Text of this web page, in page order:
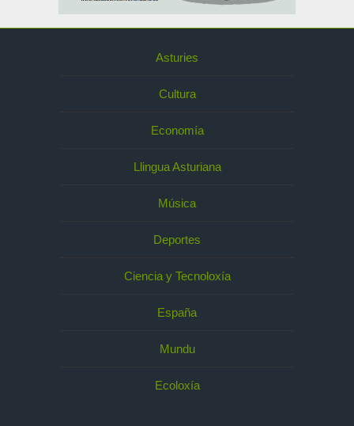
Asturies
Cultura
Economía
Llingua Asturiana
Música
Deportes
Ciencia y Tecnoloxía
España
Mundu
Ecoloxía